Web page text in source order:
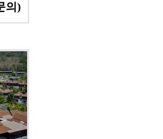
의)